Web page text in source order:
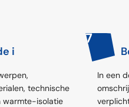
i
technische
warmte-isolatie
7
In een